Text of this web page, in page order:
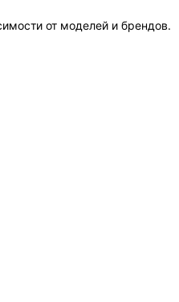
от моделей и брендов.